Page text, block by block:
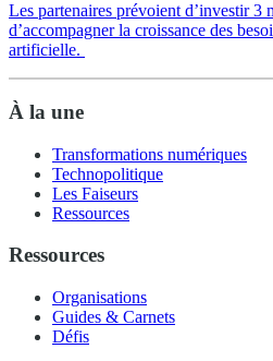
Les partenaires prévoient d’investir 3
d’accompagner la croissance des
artificielle.
À la une
Transformations numériques
Technopolitique
Les Faiseurs
Ressources
Ressources
Organisations
Guides & Carnets
Défis